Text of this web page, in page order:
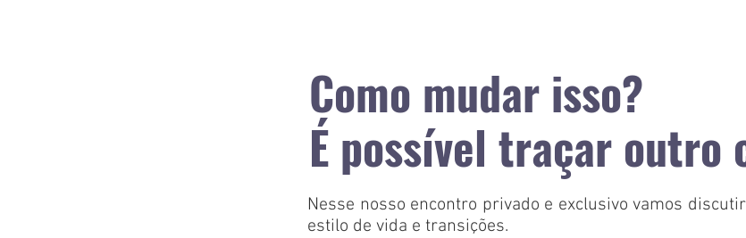
Como mudar isso?
É possível traçar outro
Nesse nosso encontro privado e exclusivo vamos
estilo de vida e transições.